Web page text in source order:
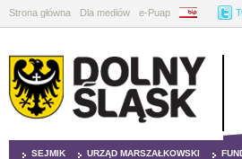
Strona główna Dla mediów e-Puap BIP
SEJMIK URZĄD MARSZAŁKOWSKI